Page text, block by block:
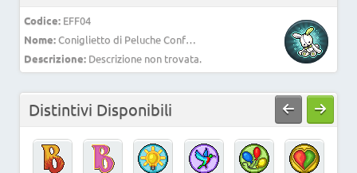
Codice: EFF04
Nome:
Coniglietto di Peluche Confortevole
Descrizione: Descrizione non trovata.
Distintivi Disponibili